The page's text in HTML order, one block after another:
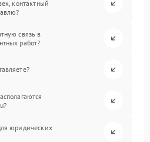
контактный
связь в
работ?
юридических